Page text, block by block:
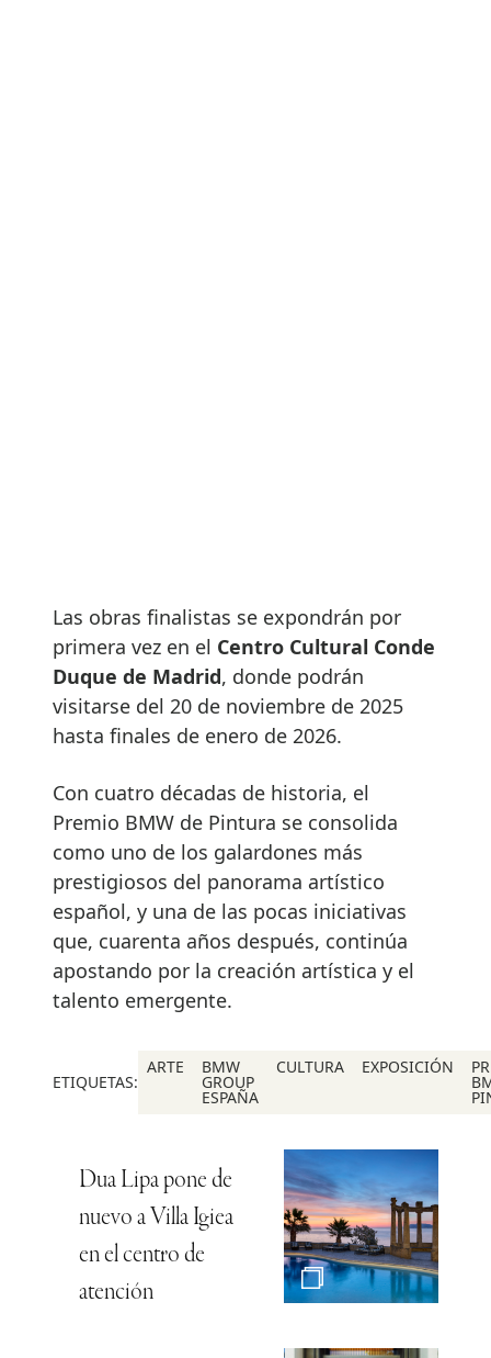
Las obras finalistas se expondrán por
primera vez en el Centro Cultural Conde
Duque de Madrid, donde podrán
visitarse del 20 de noviembre de 2025
hasta finales de enero de 2026.
Con cuatro décadas de historia, el
Premio BMW de Pintura se consolida
como uno de los galardones más
prestigiosos del panorama artístico
español, y una de las pocas iniciativas
que, cuarenta años después, continúa
apostando por la creación artística y el
talento emergente.
ETIQUETAS:
ARTE BMW
GROUP
ESPAÑA
CULTURA EXPOSICIÓN
Dua Lipa pone de
nuevo a Villa Igiea
en el centro de
atención